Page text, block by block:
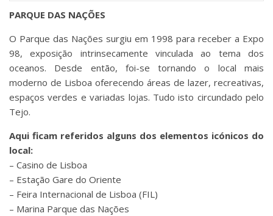
PARQUE DAS NAÇÕES
O Parque das Nações surgiu em 1998 para receber a Expo
98, exposição intrinsecamente vinculada ao tema dos
oceanos. Desde então, foi-se tornando o local mais
moderno de Lisboa oferecendo áreas de lazer, recreativas,
espaços verdes e variadas lojas. Tudo isto circundado pelo
Tejo.
Aqui ficam referidos alguns dos elementos icónicos do
local:
– Casino de Lisboa
– Estação Gare do Oriente
– Feira Internacional de Lisboa (FIL)
– Marina Parque das Nações